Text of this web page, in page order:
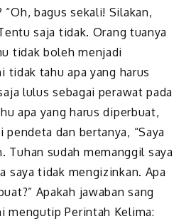
“Oh, bagus sekali! Silakan,
saja tidak. Orang tuanya
tidak boleh menjadi
tidak tahu apa yang harus
lulus sebagai perawat pada
apa yang harus diperbuat,
dan bertanya, “Saya
Tuhan sudah memanggil saya
saya tidak mengizinkan. Apa
Apakah jawaban sang
mengutip Perintah Kelima: